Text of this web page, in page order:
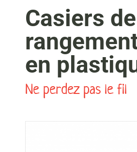
Casiers de
en
Ne perdez pas le fil